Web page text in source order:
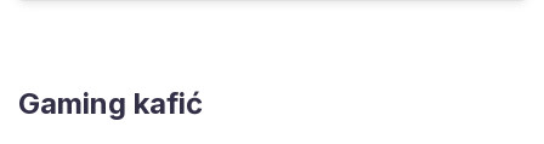
Gaming kafić